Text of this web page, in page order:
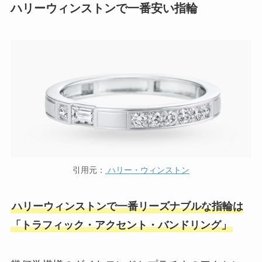
ハリーウィンストンで一番安い指輪
引用元： ハリー・ウィンストン
ハリーウィンストンで一番リーズナブルな指輪は
「トラフィック・アクセント・バンドリング」